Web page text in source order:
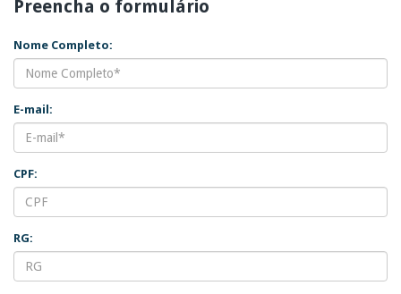
Preencha o formulário
Nome Completo:
E-mail:
CPF:
RG: